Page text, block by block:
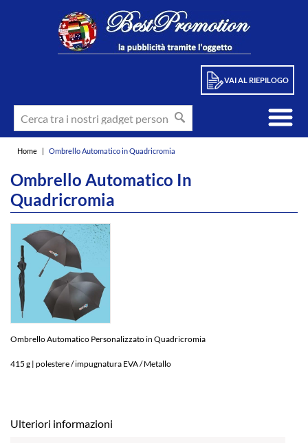
VAI AL RIEPILOGO
Home | Ombrello Automatico in Quadricromia
Ombrello Automatico In
Quadricromia
Ombrello Automatico Personalizzato in Quadricromia
415 g | polestere / impugnatura EVA / Metallo
Ulteriori informazioni